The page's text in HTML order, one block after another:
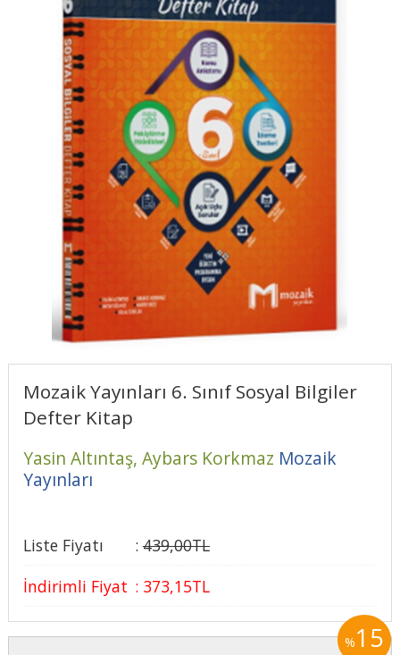
Mozaik Yayınları 6. Sınıf Sosyal Bilgiler
Defter Kitap
Yasin Altıntaş, Aybars Korkmaz Mozaik
Yayınları
Liste Fiyatı : 439,00TL
İndirimli Fiyat : 373,15TL
%15